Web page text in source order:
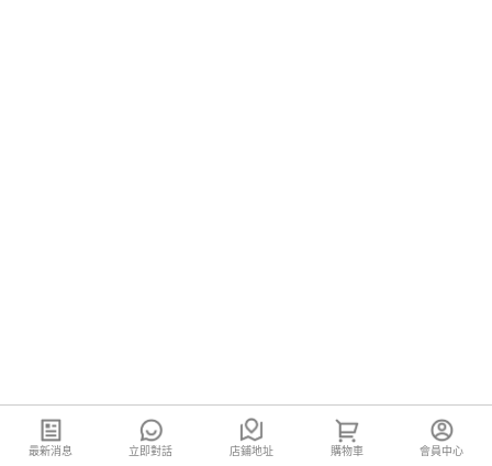
最新消息 立即對話 店鋪地址 購物車 會員中心